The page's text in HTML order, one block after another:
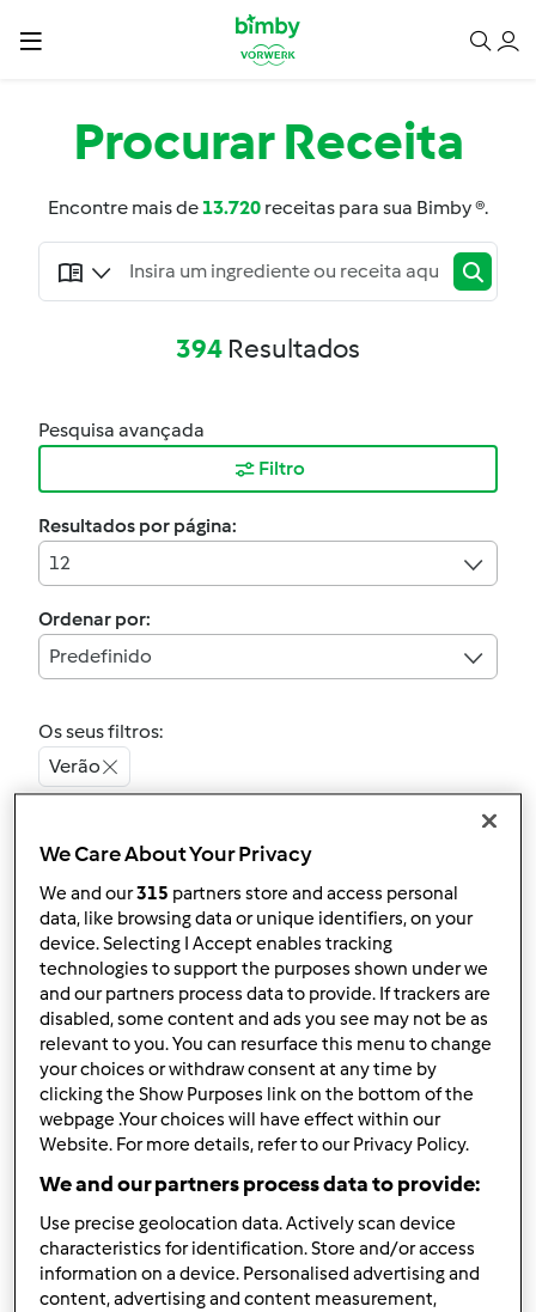
ProcurarReceita
Encontre mais de13.720 receitas para sua Bimby ®.
394 Resultados
Pesquisa avançada
Filtro
Resultados por página:
12
Ordenar por:
Predefinido
Os seus filtros:
Verão
Bolo De Limão
''Vegano''
porGast
3 1 Fácil 12 45min
João Paulo Nobre
3 Médio 10
We Care About Your Privacy
We and our315 partners store and access personal
data, like browsing data or unique identifiers, on your
device. Selecting I Accept enables tracking
technologies to support the purposes shown under we
and our partners process data to provide. If trackers are
disabled, some content and ads you see may not be as
relevant to you. You can resurface this menu to change
your choices or withdraw consent at any time by
clicking the Show Purposes link on the bottom of the
webpage .Your choices will have effect within our
Website. For more details, refer to our Privacy Policy.
We and our partners process data to provide:
Use precise geolocation data. Actively scan device
characteristics for identification. Store and/or access
information on a device. Personalised advertising and
content, advertising and content measurement,